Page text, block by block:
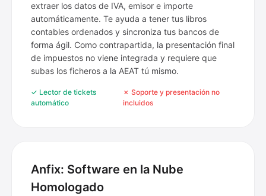
extraer los datos de IVA, emisor e importe
automáticamente. Te ayuda a tener tus libros
contables ordenados y sincroniza tus bancos de
forma ágil. Como contrapartida, la presentación final
de impuestos no viene integrada y requiere que
subas los ficheros a la AEAT tú mismo.
✓ Lector de tickets
automático
✗ Soporte y presentación no
incluidos
Anfix: Software en la Nube
Homologado